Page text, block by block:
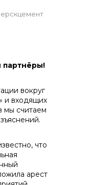
партнёры!
вокруг
и входящих
мы считаем
что
арест